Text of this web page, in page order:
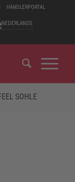
HÄNDLERPORTAL
SOHLE